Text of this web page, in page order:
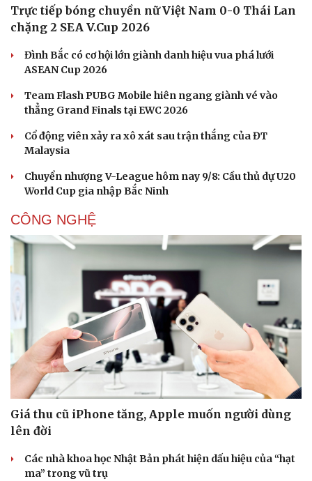
Du lịch
Tư vấn
Săn Tour
Câu chuyện thời sự
Hạt giống tâm hồn
Trực tiếp bóng chuyền nữ Việt Nam 0-0 Thái Lan
chặng 2 SEA V.Cup 2026
Đình Bắc có cơ hội lớn giành danh hiệu vua phá lưới
ASEAN Cup 2026
Team Flash PUBG Mobile hiên ngang giành vé vào
thẳng Grand Finals tại EWC 2026
Cổ động viên xảy ra xô xát sau trận thắng của ĐT
Malaysia
Chuyển nhượng V-League hôm nay 9/8: Cầu thủ dự U20
World Cup gia nhập Bắc Ninh
CÔNG NGHỆ
Giá thu cũ iPhone tăng, Apple muốn người dùng
lên đời
Các nhà khoa học Nhật Bản phát hiện dấu hiệu của “hạt
ma” trong vũ trụ